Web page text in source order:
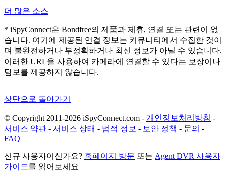
더 많은 소스
* iSpyConnect은 Bondfree의 제품과 제휴, 연결 또는 관련이 없
습니다. 여기에 제공된 연결 정보는 커뮤니티에서 수집한 것이
며 불완전하거나 부정확하거나 최신 정보가 아닐 수 있습니다.
이러한 URL을 사용하여 카메라에 연결할 수 있다는 보장이나
담보를 제공하지 않습니다.
상단으로 돌아가기
© Copyright 2011-2026 iSpyConnect.com - 개인정보처리방침 -
서비스 약관 - 서비스 상태 - 법적 정보 - 보안 정책 - 문의 -
FAQ
신규 사용자이신가요? 홈페이지 방문 또는 Agent DVR 사용자
가이드를 읽어보세요